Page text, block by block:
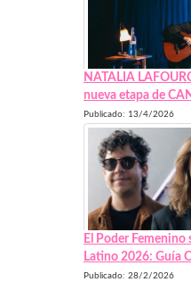
NATALIA
nueva etapa de
Publicado: 13/4/2026
El Poder Femenino
Latino 2026: Guía
Publicado: 28/2/2026